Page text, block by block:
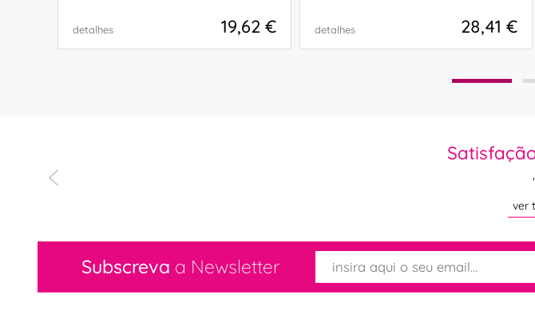
detalhes 19,62 € detalhes 28,41 €
ver
Subscreva a Newsletter